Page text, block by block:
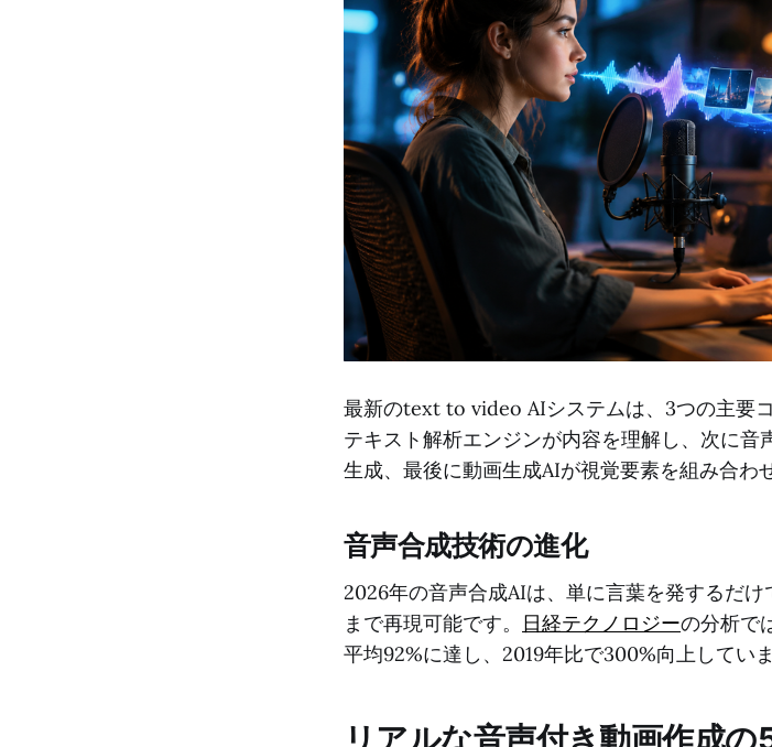
最新のtext to video AIシステムは、3つの主要
テキスト解析エンジンが内容を理解し、次に
生成、最後に動画生成AIが視覚要素を組み合わ
音声合成技術の進化
2026年の音声合成AIは、単に言葉を発するだ
まで再現可能です。 日経テクノロジーの分析で
平均92%に達し、2019年比で300%向上していま
リアルな音声付き動画作成